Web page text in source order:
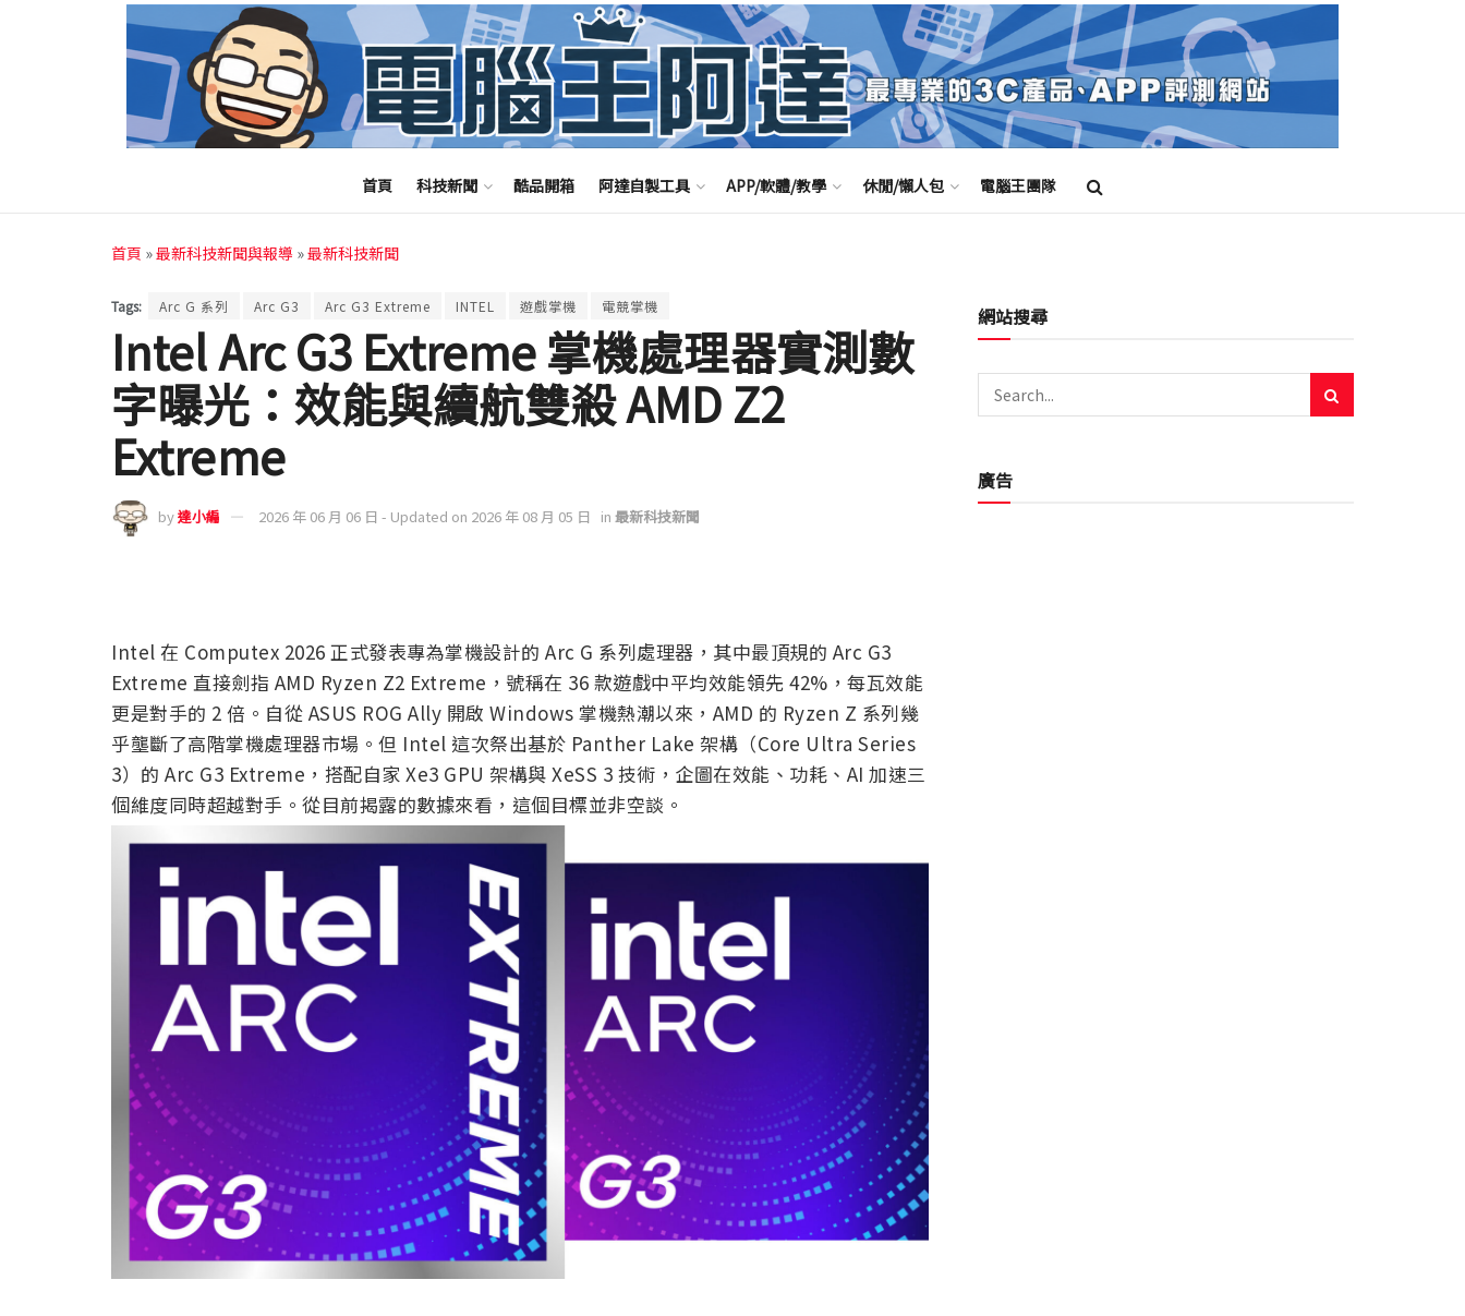
首頁 科技新聞 酷品開箱 阿達自製工具 APP/軟體/教學 休閒/懶人包 電腦王團隊
首頁 »最新科技新聞與報導 »最新科技新聞
Tags: Arc G 系列 Arc G3 Arc G3 Extreme INTEL 遊戲掌機 電競掌機
Intel Arc G3 Extreme 掌機處理器實測數
字曝光：效能與續航雙殺 AMD Z2
Extreme
by達小編 2026 年 06 月 06 日 - Updated on 2026 年 08 月 05 日 in 最新科技新聞
Intel 在 Computex 2026 正式發表專為掌機設計的 Arc G 系列處理器，其中最頂規的 Arc G3
Extreme 直接劍指 AMD Ryzen Z2 Extreme，號稱在 36 款遊戲中平均效能領先 42%，每瓦效能
更是對手的 2 倍。自從 ASUS ROG Ally 開啟 Windows 掌機熱潮以來，AMD 的 Ryzen Z 系列幾
乎壟斷了高階掌機處理器市場。但 Intel 這次祭出基於 Panther Lake 架構（Core Ultra Series
3）的 Arc G3 Extreme，搭配自家 Xe3 GPU 架構與 XeSS 3 技術，企圖在效能、功耗、AI 加速三
個維度同時超越對手。從目前揭露的數據來看，這個目標並非空談。
網站搜尋
廣告